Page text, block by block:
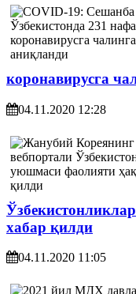
коронавирусга
04.11.2020 12:28
хабар қилди
04.11.2020 11:05